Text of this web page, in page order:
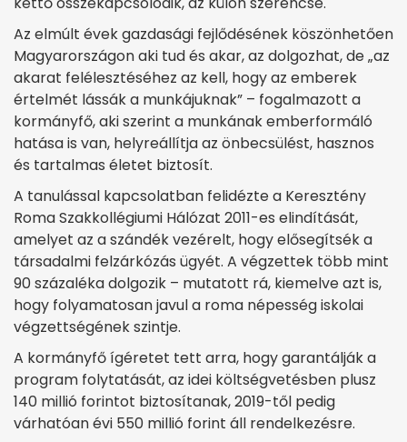
Az elmúlt évek gazdasági fejlődésének köszönhetően
Magyarországon aki tud és akar, az dolgozhat, de „az
akarat felélesztéséhez az kell, hogy az emberek
értelmét lássák a munkájuknak” – fogalmazott a
kormányfő, aki szerint a munkának emberformáló
hatása is van, helyreállítja az önbecsülést, hasznos
és tartalmas életet biztosít.
A tanulással kapcsolatban felidézte a Keresztény
Roma Szakkollégiumi Hálózat 2011-es elindítását,
amelyet az a szándék vezérelt, hogy elősegítsék a
társadalmi felzárkózás ügyét. A végzettek több mint
90 százaléka dolgozik – mutatott rá, kiemelve azt is,
hogy folyamatosan javul a roma népesség iskolai
végzettségének szintje.
A kormányfő ígéretet tett arra, hogy garantálják a
program folytatását, az idei költségvetésben plusz
140 millió forintot biztosítanak, 2019-től pedig
várhatóan évi 550 millió forint áll rendelkezésre.